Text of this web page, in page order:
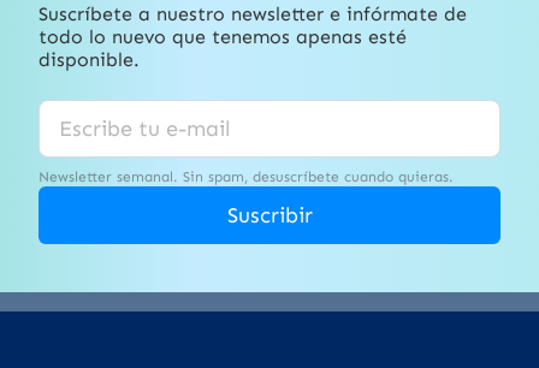
Suscríbete a nuestro newsletter e infórmate de
todo lo nuevo que tenemos apenas esté
disponible.
Newsletter semanal. Sin spam, desuscríbete cuando quieras.
Suscribir